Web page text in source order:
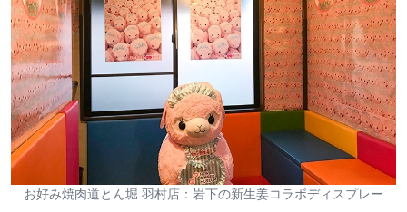
お好み焼肉道とん堀 羽村店：岩下の新生姜コラボディスプレー